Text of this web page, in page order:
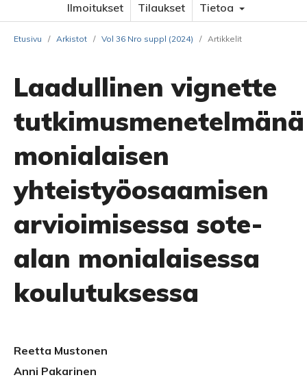
Ilmoitukset
Tilaukset Tietoa
Etusivu / Arkistot / Vol 36 Nro suppl (2024) / Artikkelit
Laadullinen vignette
tutkimusmenetelmänä
monialaisen
yhteistyöosaamisen
arvioimisessa sote-
alan monialaisessa
koulutuksessa
Reetta Mustonen
Anni Pakarinen